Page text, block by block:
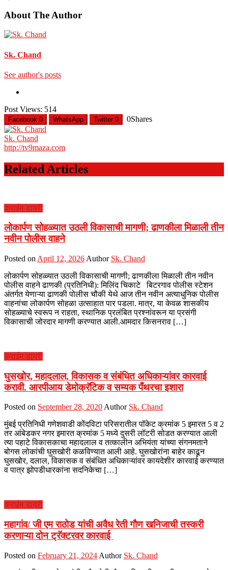
About The Author
Sk. Chand
See author's posts
Post Views: 514
Facebook 0 WhatsApp Twitter 0 0Shares
Sk. Chand
http://tv9maza.com
Related Articles
क्राईम डायरी
लोकार्पण सोहळ्यात उठली विकासाची मागणी; ढाणकीला मिळाली तीन
नवीन पोलीस वाहने
Posted on April 12, 2026 Author Sk. Chand
लोकार्पण सोहळ्यात उठली विकासाची मागणी; ढाणकीला मिळाली तीन नवीन
पोलीस वाहने ​ढाणकी (प्रतिनिधी): मिलिंद चिकाटे बिटरगाव पोलीस स्टेशन
अंतर्गत येणाऱ्या ढाणकी पोलीस चौकी येथे आज तीन नवीन अत्याधुनिक पोलीस
वाहनांचा लोकार्पण सोहळा उत्साहात पार पडला. मात्र, या केवळ शासकीय
सोहळ्याचे स्वरूप न राहता, स्थानिक प्रलंबित प्रश्नांवरून या प्रसंगी
विकासाची जोरदार मागणी करण्यात आली.आमदार किसनराव […]
क्राईम डायरी
घुसखोर, महादलाल, विकासक व संबंधित अधिकाऱ्यांवर कारवाई
करावी. आरपीआय डेमोक्रॅटिक व सम्यक पँथरचा इशारा
Posted on September 28, 2020Author Sk. Chand
मुंबई प्रतिनिधी गणेशवाडी कोंदविटा परिसरातील पॉकेट क्रमांक 5 इमारत 5 व 2
तर आंबेडकर नगर इमारत क्रमांक 5 मध्ये दुसरी लॉटरी सोडत करण्यात आली
त्या पहाटे विकासकाचा महादलाल व तत्कालीन अभियंता यांच्या संगनमताने
बोगस लोकांची घुसखोरी कळविण्यात आली आहे. घुसखोरांना बाहेर काढून
घुसखोर, दलाल, विकासक व संबंधित अधिकाऱ्यांवर कायदेशीर कारवाई करण्यात
व पात्र झोपडीधारकांना सदनिकेचा […]
क्राईम डायरी
महागांव/ जी एम राठोड यांची अवैध रेती गौण खनिजाची तस्करी
करणाऱ्या दोन ट्रॅक्टरवर कारवाई
Posted on February 21, 2024 Author Sk. Chand